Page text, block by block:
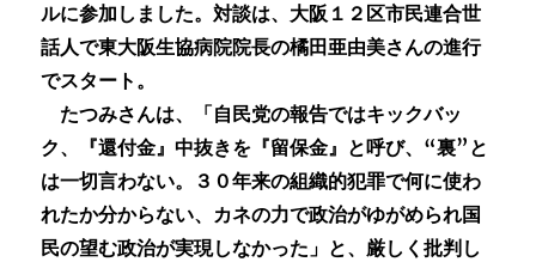
ルに参加しました。対談は、大阪１２区市民連合世
話人で東大阪生協病院院長の橘田亜由美さんの進行
でスタート。
たつみさんは、「自民党の報告ではキックバッ
ク、『還付金』中抜きを『留保金』と呼び、“裏”と
は一切言わない。３０年来の組織的犯罪で何に使わ
れたか分からない、カネの力で政治がゆがめられ国
民の望む政治が実現しなかった」と、厳しく批判し